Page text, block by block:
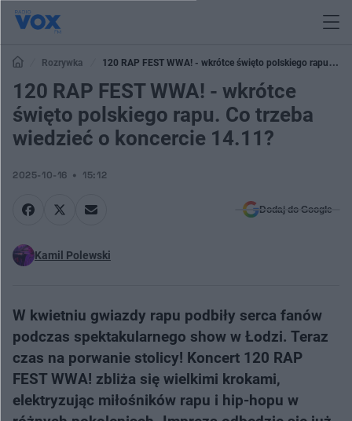
Rozrywka
120 RAP FEST WWA! - wkrótce święto polskiego rapu. Co
trzeba wiedzieć o koncercie 14.11?
120 RAP FEST WWA! - wkrótce
święto polskiego rapu. Co trzeba
wiedzieć o koncercie 14.11?
2025-10-16 15:12
Dodaj do Google
Kamil Polewski
W kwietniu gwiazdy rapu podbiły serca fanów
podczas spektakularnego show w Łodzi. Teraz
czas na porwanie stolicy! Koncert 120 RAP
FEST WWA! zbliża się wielkimi krokami,
elektryzując miłośników rapu i hip-hopu w